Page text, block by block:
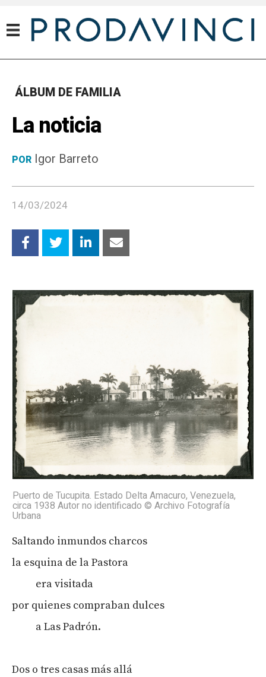
ÁLBUM DE FAMILIA
La noticia
POR Igor Barreto
14/03/2024
Puerto de Tucupita. Estado Delta Amacuro, Venezuela,
circa 1938 Autor no identificado © Archivo Fotografía
Urbana
Saltando inmundos charcos
la esquina de la Pastora
era visitada
por quienes compraban dulces
a Las Padrón.
Dos o tres casas más allá